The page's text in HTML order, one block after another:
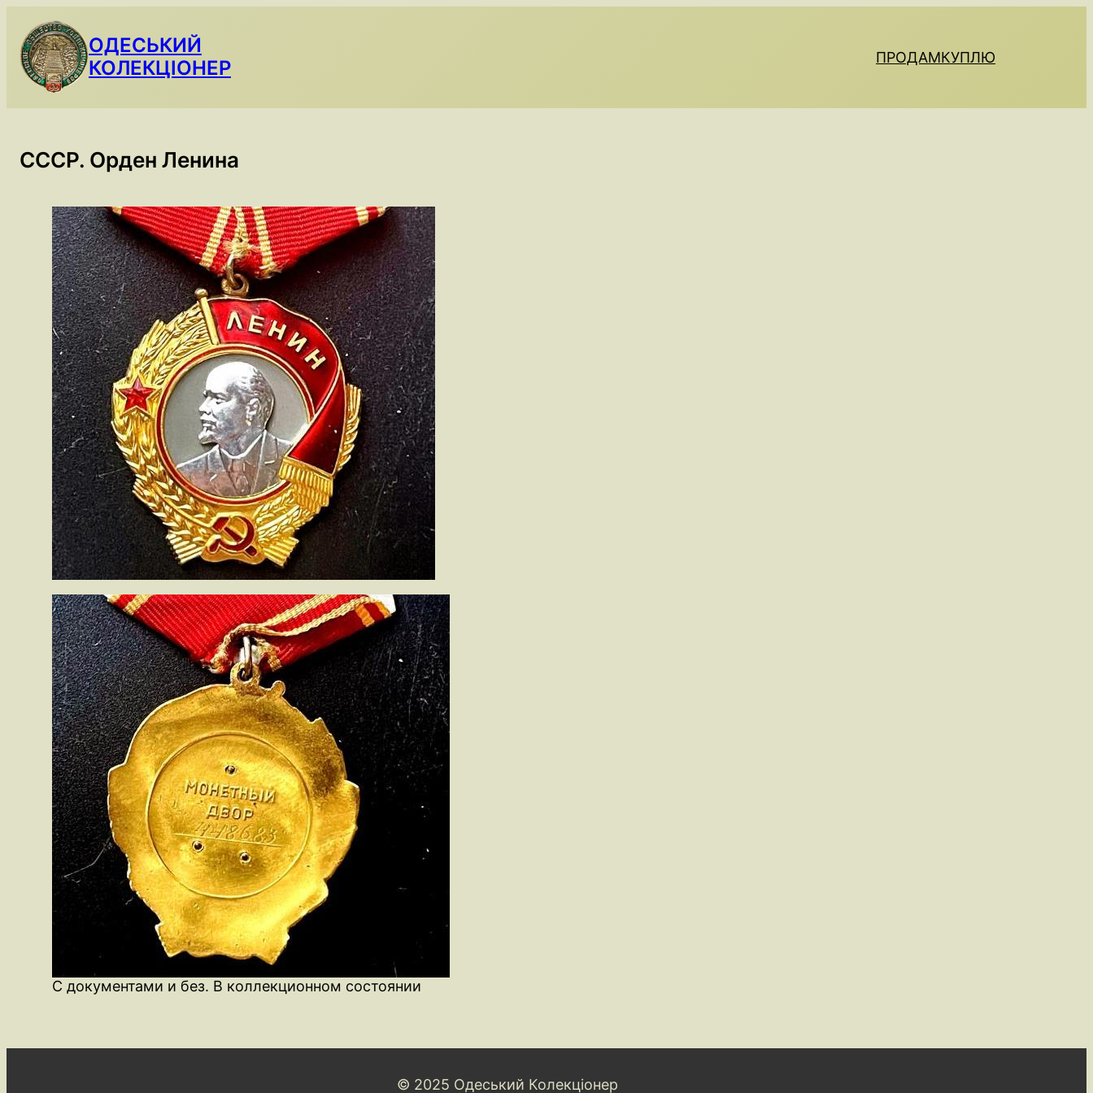
content
ОДЕСЬКИЙ
КОЛЕКЦІОНЕР
ПРОДАМКУПЛЮ
СССР. Орден Ленина
С документами и без. В коллекционном состоянии
© 2025 Одеський Колекціонер